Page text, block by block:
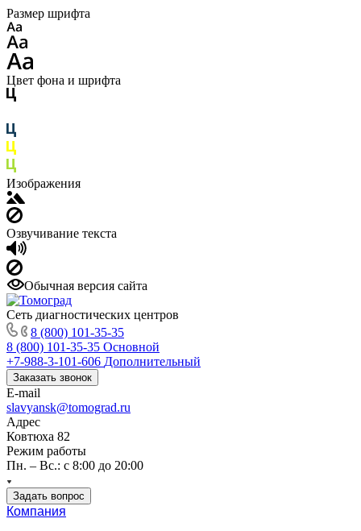
Размер шрифта
Цвет фона и шрифта
Изображения
Озвучивание текста
Обычная версия сайта
Сеть диагностических центров
8 (800) 101-35-35
8 (800) 101-35-35 Основной
+7-988-3-101-606 Дополнительный
Заказать звонок
E-mail
slavyansk@tomograd.ru
Адрес
Ковтюха 82
Режим работы
Пн. – Вс.: с 8:00 до 20:00
Задать вопрос
Компания